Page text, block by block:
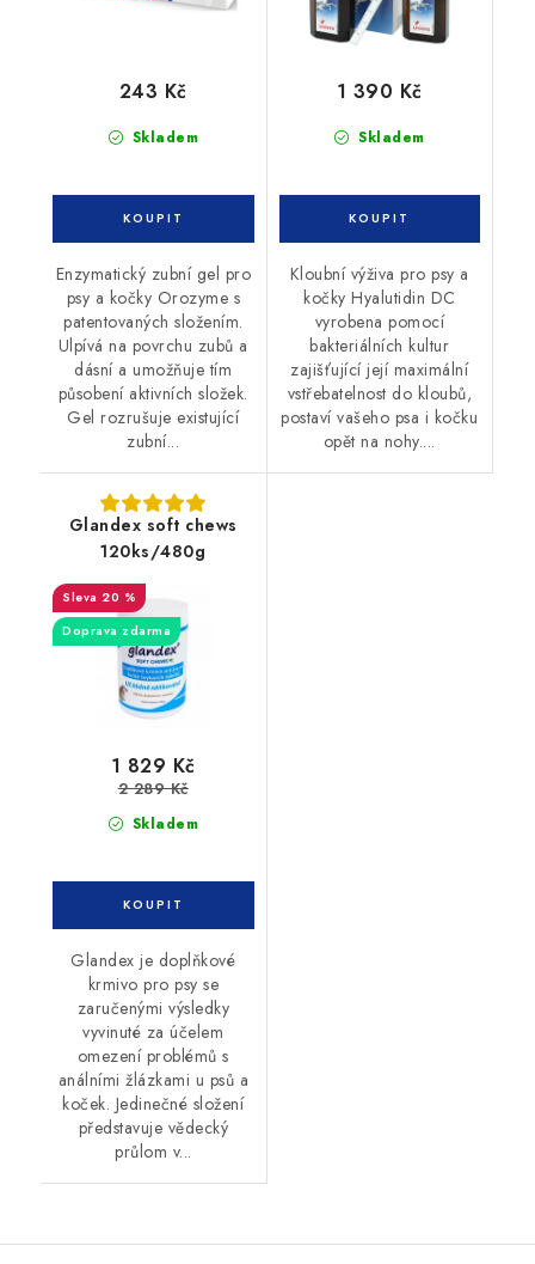
Skladem
243 Kč
Enzymatický zubní gel pro
psy a kočky Orozyme s
patentovaných složením.
Ulpívá na povrchu zubů a
dásní a umožňuje tím
působení aktivních složek.
Gel rozrušuje existující
zubní...
Skladem
1 390 Kč
Kloubní výživa pro psy a
kočky Hyalutidin DC
vyrobena pomocí
bakteriálních kultur
zajišťující její maximální
vstřebatelnost do kloubů,
postaví vašeho psa i kočku
opět na nohy....
Glandex soft chews
120ks/480g
20 %
Doprava zdarma
Skladem
1 829 Kč
2 289 Kč
Glandex je doplňkové
krmivo pro psy se
zaručenými výsledky
vyvinuté za účelem
omezení problémů s
análními žlázkami u psů a
koček. Jedinečné složení
představuje vědecký
průlom v...